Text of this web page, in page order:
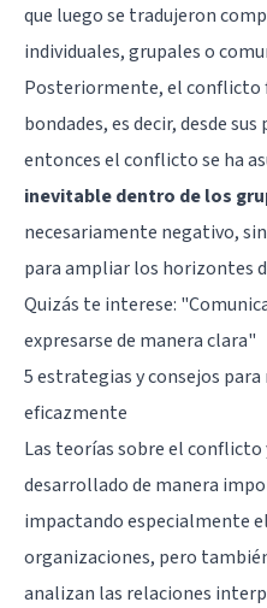
que luego se tradujeron
individuales, grupales o
Posteriormente, el conflicto
bondades, es decir, desde
entonces el conflicto se ha
inevitable dentro de los
necesariamente negativo,
para ampliar los horizontes
Quizás te interese: "
expresarse de manera clara"
5 estrategias y consejos
eficazmente
Las teorías sobre el conflicto
desarrollado de manera
impactando especialmente
organizaciones, pero
analizan las relaciones